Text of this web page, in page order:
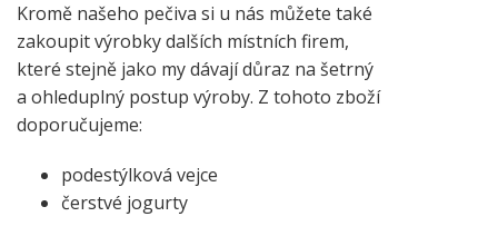
Kromě našeho pečiva si u nás můžete také
zakoupit výrobky dalších místních firem,
které stejně jako my dávají důraz na šetrný
a ohleduplný postup výroby. Z tohoto zboží
doporučujeme:
podestýlková vejce
čerstvé jogurty